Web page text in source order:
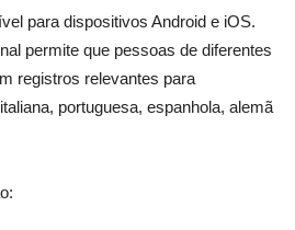
para dispositivos Android e iOS.
permite que pessoas de diferentes
registros relevantes para
portuguesa, espanhola, alemã